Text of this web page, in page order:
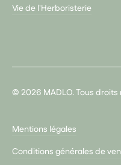
Vie de l'Herboristerie
© 2026 MADLO. Tous droits
Mentions légales
Conditions générales de